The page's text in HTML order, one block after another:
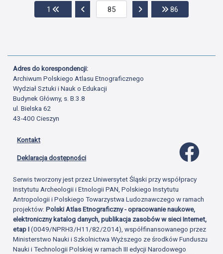
1 Przejdź do pierwszej strony
Przejdź do poprzedniej strony
Przejdź do następnej
86
Adres do korespondencji:
Archiwum Polskiego Atlasu Etnograficznego
Wydział Sztuki i Nauk o Edukacji
Budynek Główny, s. B.3.8
ul. Bielska 62
43-400 Cieszyn
Kontakt
Deklaracja dostępności
Serwis tworzony jest przez Uniwersytet Śląski przy współpracy
Instytutu Archeologii i Etnologii PAN, Polskiego Instytutu
Antropologii i Polskiego Towarzystwa Ludoznawczego w ramach
projektów:Polski Atlas Etnograficzny - opracowanie naukowe,
elektroniczny katalog danych, publikacja zasobów w sieci Internet,
etap I(0049/NPRH3/H11/82/2014), współfinansowanego przez
Ministerstwo Nauki i Szkolnictwa Wyższego ze środków Funduszu
Nauki i Technologii Polskiej w ramach III edycji Narodowego